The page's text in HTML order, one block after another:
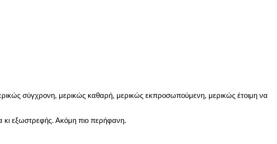
σύγχρονη, μερικώς καθαρή, μερικώς εκπροσωπούμενη, μερικώς έτοιμη να
κι εξωστρεφής. Ακόμη πιο περήφανη.